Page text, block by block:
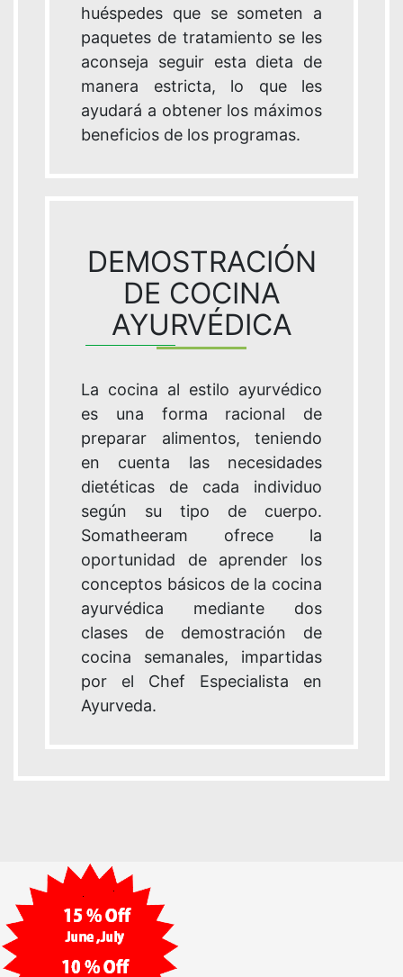
huéspedes que se someten a
paquetes de tratamiento se les
aconseja seguir esta dieta de
manera estricta, lo que les
ayudará a obtener los máximos
beneficios de los programas.
DEMOSTRACIÓN
DE COCINA
AYURVÉDICA
La cocina al estilo ayurvédico
es una forma racional de
preparar alimentos, teniendo
en cuenta las necesidades
dietéticas de cada individuo
según su tipo de cuerpo.
Somatheeram ofrece la
oportunidad de aprender los
conceptos básicos de la cocina
ayurvédica mediante dos
clases de demostración de
cocina semanales, impartidas
por el Chef Especialista en
Ayurveda.